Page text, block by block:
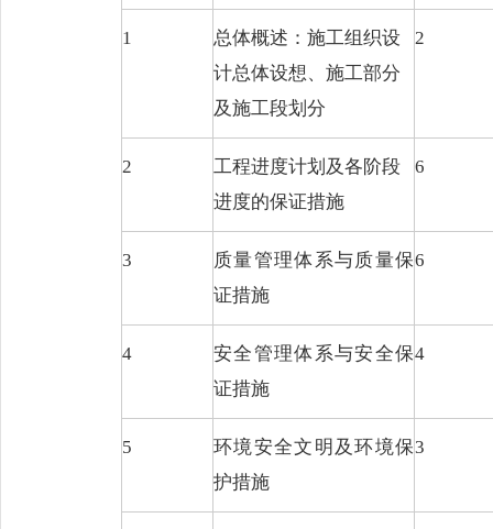
1
总体概述：施工组织设
计总体设想、施工部分
及施工段划分
2
2 工程进度计划 及各阶段
进度的保证措施
6
3 质量管理体系与质量保
证措施
6
4 安全管理体系与安全保
证措施
4
5 环境安全文明及环境保
护措施
3